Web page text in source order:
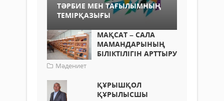
ТӘРБИЕ МЕН ТАҒЫЛЫМНЫҢ
ТЕМІРҚАЗЫҒЫ
МАҚСАТ – САЛА
МАМАНДАРЫНЫҢ
БІЛІКТІЛІГІН АРТТЫРУ
Мәдениет
ҚҰРЫШҚОЛ
ҚҰРЫЛЫСШЫ